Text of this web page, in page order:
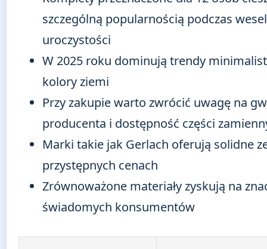
szczególną popularnością podczas
uroczystości
W 2025 roku dominują trendy
kolory ziemi
Przy zakupie warto zwrócić uwagę na
producenta i dostępność części
Marki takie jak Gerlach oferują solidne
przystępnych cenach
Zrównoważone materiały zyskują na
świadomych konsumentów